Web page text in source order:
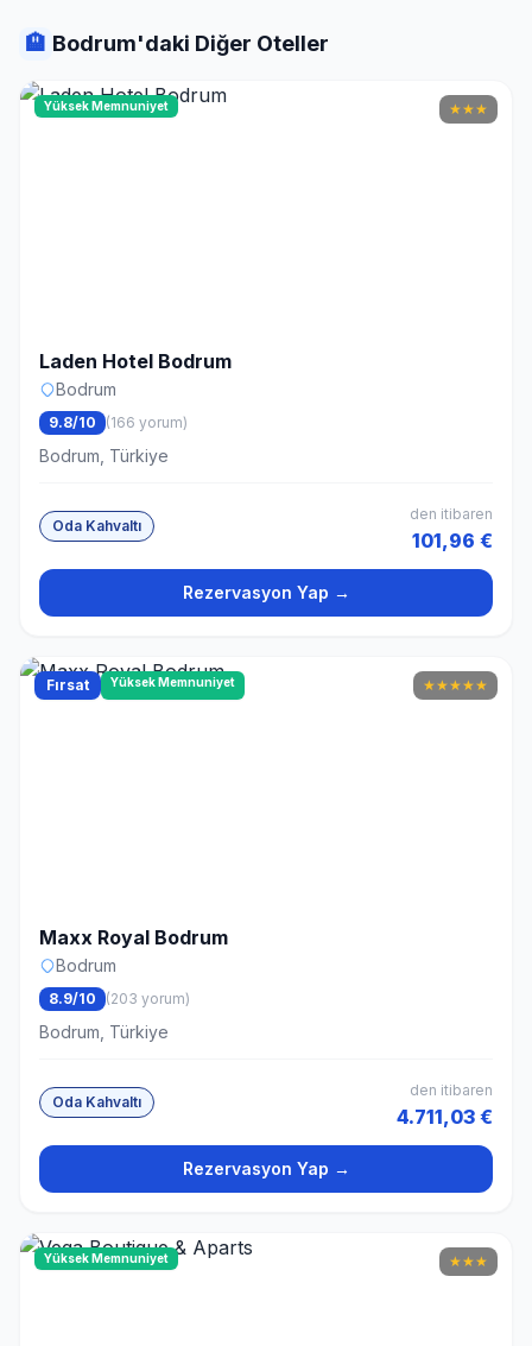
🏨 Bodrum'daki Diğer Oteller
Yüksek Memnuniyet ★★★
Laden Hotel Bodrum
Bodrum
9.8/10 (166 yorum)
Bodrum, Türkiye
Oda Kahvaltı
den itibaren
101,96 €
Rezervasyon Yap →
Fırsat Yüksek Memnuniyet ★★★★★
Maxx Royal Bodrum
Bodrum
8.9/10 (203 yorum)
Bodrum, Türkiye
Oda Kahvaltı
den itibaren
4.711,03 €
Rezervasyon Yap →
Yüksek Memnuniyet ★★★